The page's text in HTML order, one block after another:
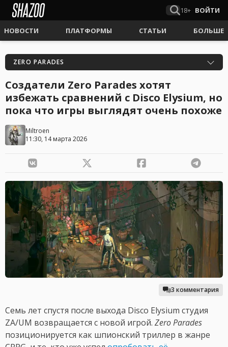
18+ ВОЙТИ
НОВОСТИ ПЛАТФОРМЫ СТАТЬИ БОЛЬШЕ
ZERO PARADES
Создатели Zero Parades хотят
избежать сравнений с Disco Elysium, но
пока что игры выглядят очень похоже
Miltroen
11:30, 14 марта 2026
3 комментария
Семь лет спустя после выхода Disco Elysium студия
ZA/UM возвращается с новой игрой. Zero Parades
позиционируется как шпионский триллер в жанре